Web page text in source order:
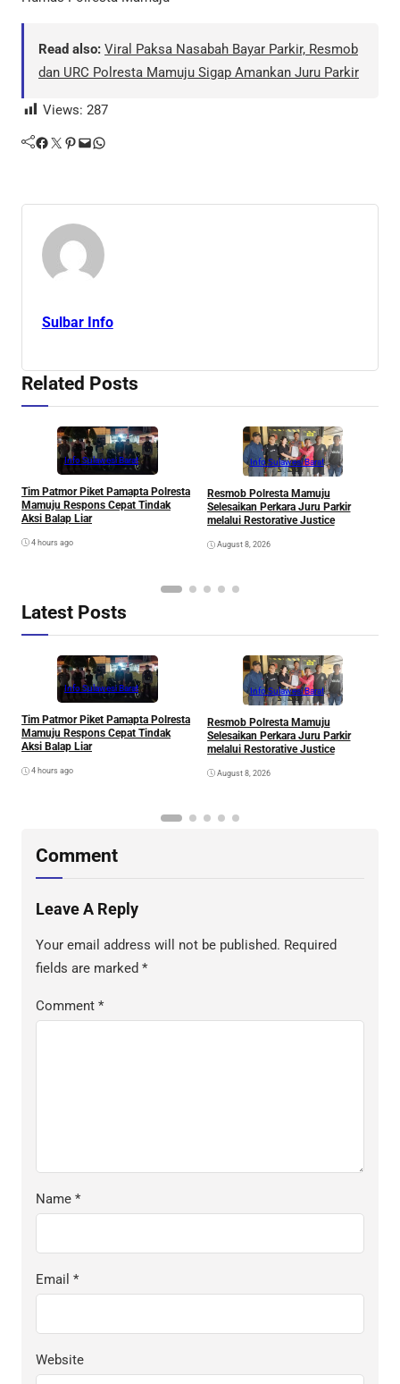
Read also: Viral Paksa Nasabah Bayar Parkir, Resmob
dan URC Polresta Mamuju Sigap Amankan Juru Parkir
Views: 287
Facebook Twitter Pinterest Mail WhatsApp
Sulbar Info
Related Posts
Info Sulawesi Barat
Tim Patmor Piket Pamapta Polresta
Mamuju Respons Cepat Tindak
Aksi Balap Liar
4 hours ago
Info Sulawesi Barat
Resmob Polresta Mamuju
Selesaikan Perkara Juru Parkir
melalui Restorative Justice
August 8, 2026
Latest Posts
Info Sulawesi Barat
Tim Patmor Piket Pamapta Polresta
Mamuju Respons Cepat Tindak
Aksi Balap Liar
4 hours ago
Info Sulawesi Barat
Resmob Polresta Mamuju
Selesaikan Perkara Juru Parkir
melalui Restorative Justice
August 8, 2026
Comment
Leave A Reply
Your email address will not be published. Required
fields are marked *
Comment *
Name *
Email *
Website